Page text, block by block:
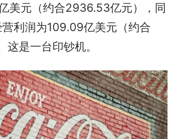
美元（约合2936.53亿元），同
营利润为109.09亿美元（约合
是一台印钞机。